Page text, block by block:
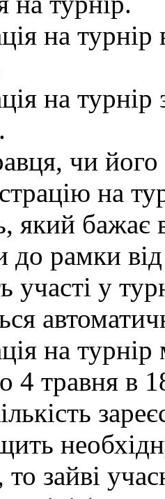
на
на
чи його
на
який бажає
до рамки
участі у
на
4 травня в
зайві